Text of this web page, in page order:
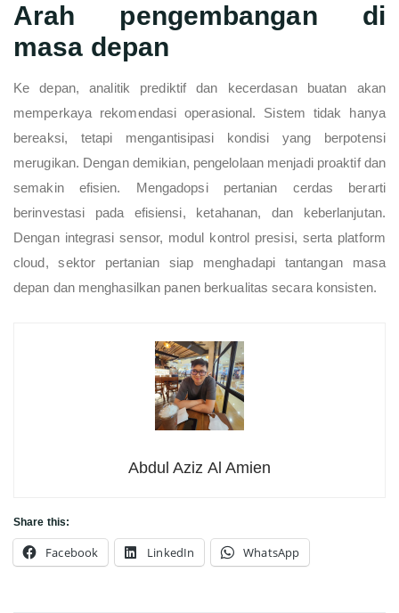
Arah pengembangan di
masa depan
Ke depan, analitik prediktif dan kecerdasan buatan akan
memperkaya rekomendasi operasional. Sistem tidak hanya
bereaksi, tetapi mengantisipasi kondisi yang berpotensi
merugikan. Dengan demikian, pengelolaan menjadi proaktif dan
semakin efisien. Mengadopsi pertanian cerdas berarti
berinvestasi pada efisiensi, ketahanan, dan keberlanjutan.
Dengan integrasi sensor, modul kontrol presisi, serta platform
cloud, sektor pertanian siap menghadapi tantangan masa
depan dan menghasilkan panen berkualitas secara konsisten.
Abdul Aziz Al Amien
Share this:
Facebook LinkedIn WhatsApp